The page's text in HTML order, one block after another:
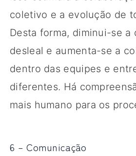
coletivo e a evolução de
Desta forma, diminui-se a
desleal e aumenta-se a
dentro das equipes e
diferentes. Há
mais humano para os
6 – Comunicação